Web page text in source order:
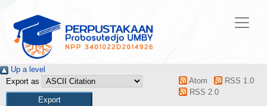
Up a level
Export as
Atom
RSS 1.0
RSS 2.0